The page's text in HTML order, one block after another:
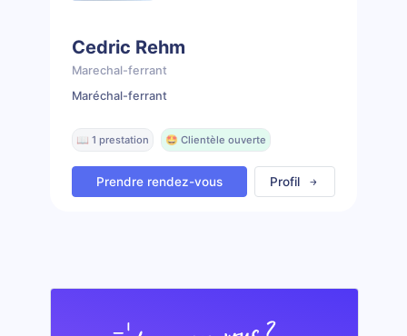
Cedric Rehm
Marechal-ferrant
Maréchal-ferrant
📖 1 prestation 🤩 Clientèle ouverte
Prendre rendez-vous Profil